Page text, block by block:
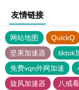
友情链接
网站地图 QuickQ
坚果加速器
tiktok
免费vqn外网加速
旋风加速器
八戒